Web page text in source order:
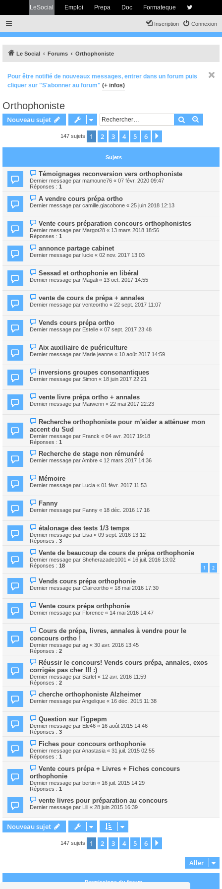
LeSocial Emploi Prepa Doc Formateque
Connexion
Inscription
Le Social Forums Orthophoniste
Pour être notifié de nouveaux messages, entrer dans un forum puis
cliquer sur "S'abonner au forum" (+ infos)
Orthophoniste
Nouveau sujet Rechercher
147 sujets 1 2 3 4 5 6
Sujets
Témoignages reconversion vers orthophoniste
Dernier message par mamoune76 « 07 févr. 2020 09:47
Réponses : 1
A vendre cours prépa ortho
Dernier message par camille.giacobone « 25 juin 2018 12:13
Vente cours préparation concours orthophonistes
Dernier message par Margot28 « 13 mars 2018 18:56
Réponses : 1
annonce partage cabinet
Dernier message par lucie « 02 nov. 2017 13:03
Sessad et orthophonie en libéral
Dernier message par Magali « 13 oct. 2017 14:55
vente de cours de prépa + annales
Dernier message par venteortho « 22 sept. 2017 11:07
Vends cours prépa ortho
Dernier message par Estelle « 07 sept. 2017 23:48
Aix auxiliaire de puériculture
Dernier message par Marie jeanne « 10 août 2017 14:59
inversions groupes consonantiques
Dernier message par Simon « 18 juin 2017 22:21
vente livre prépa ortho + annales
Dernier message par Maïwenn « 22 mai 2017 22:23
Recherche orthophoniste pour m'aider a atténuer mon
accent du Sud
Dernier message par Franck « 04 avr. 2017 19:18
Réponses : 1
Recherche de stage non rémunéré
Dernier message parAmbre « 12 mars 2017 14:36
Mémoire
Dernier message par Lucia « 01 févr. 2017 11:53
Fanny
Dernier message par Fanny « 18 déc. 2016 17:16
étalonage des tests 1/3 temps
Dernier message par Lisa « 09 sept. 2016 13:12
Réponses : 3
Vente de beaucoup de cours de prépa orthophonie
Dernier message par Sheherazade1001 « 16 juil. 2016 13:02
Réponses : 18 1 2
Vends cours prépa orthophonie
Dernier message par Claireortho « 18 mai 2016 17:30
Vente cours prépa orthphonie
Dernier message par Florence « 14 mai 2016 14:47
Cours de prépa, livres, annales à vendre pour le
concours ortho !
Dernier message par ag « 30 avr. 2016 13:45
Réponses : 2
Réussir le concours! Vends cours prépa, annales, exos
corrigés pas cher !!! :)
Dernier message par Barlet « 12 avr. 2016 11:59
Réponses : 2
cherche orthophoniste Alzheimer
Dernier message parAngelique « 16 déc. 2015 11:38
Question sur l'igpepm
Dernier message par Ele46 « 16 août 2015 14:46
Réponses : 3
Fiches pour concours orthophonie
Dernier message parAnastasia « 31 juil. 2015 02:55
Réponses : 1
Vente cours prépa + Livres + Fiches concours
orthophonie
Dernier message par bertin « 16 juil. 2015 14:29
Réponses : 1
vente livres pour préparation au concours
Dernier message par Lili « 28 juin 2015 16:39
Nouveau sujet
147 sujets 1 2 3 4 5 6
Aller
Permissions du forum